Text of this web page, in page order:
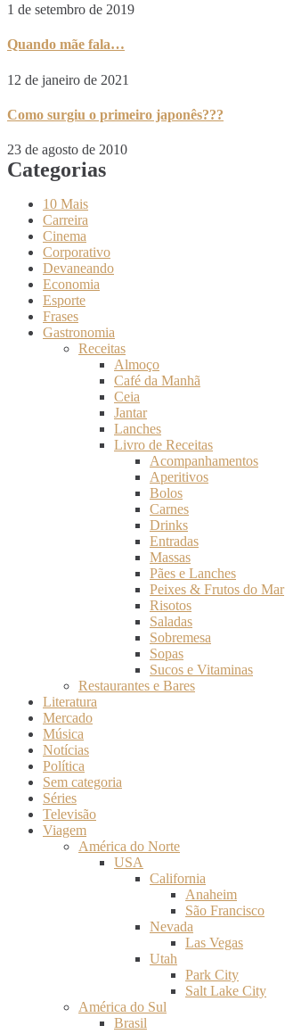
1 de setembro de 2019
Quando mãe fala…
12 de janeiro de 2021
Como surgiu o primeiro japonês???
23 de agosto de 2010
Categorias
10 Mais
Carreira
Cinema
Corporativo
Devaneando
Economia
Esporte
Frases
Gastronomia
Receitas
Almoço
Café da Manhã
Ceia
Jantar
Lanches
Livro de Receitas
Acompanhamentos
Aperitivos
Bolos
Carnes
Drinks
Entradas
Massas
Pães e Lanches
Peixes & Frutos do Mar
Risotos
Saladas
Sobremesa
Sopas
Sucos e Vitaminas
Restaurantes e Bares
Literatura
Mercado
Música
Notícias
Política
Sem categoria
Séries
Televisão
Viagem
América do Norte
USA
California
Anaheim
São Francisco
Nevada
Las Vegas
Utah
Park City
Salt Lake City
América do Sul
Brasil